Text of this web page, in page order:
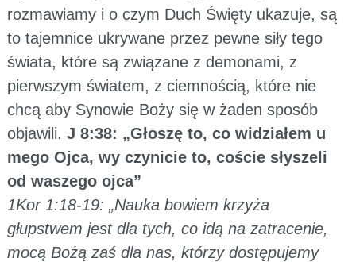
rozmawiamy i o czym Duch Święty ukazuje, są
to tajemnice ukrywane przez pewne siły tego
świata, które są związane z demonami, z
pierwszym światem, z ciemnością, które nie
chcą aby Synowie Boży się w żaden sposób
objawili. J 8:38: „Głoszę to, co widziałem u
mego Ojca, wy czynicie to, coście słyszeli
od waszego ojca”
1Kor 1:18-19: „Nauka bowiem krzyża
głupstwem jest dla tych, co idą na zatracenie,
mocą Bożą zaś dla nas, którzy dostępujemy